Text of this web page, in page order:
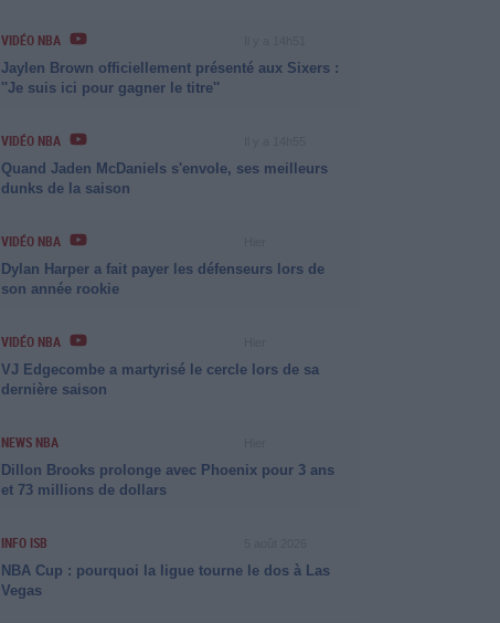
VIDÉO NBA
Jaylen Brown officiellement présenté aux Sixers :
''Je suis ici pour gagner le titre''
VIDÉO NBA
Quand Jaden McDaniels s'envole, ses meilleurs
dunks de la saison
VIDÉO NBA
Dylan Harper a fait payer les défenseurs lors de
son année rookie
VIDÉO NBA
VJ Edgecombe a martyrisé le cercle lors de sa
dernière saison
NEWS NBA
Dillon Brooks prolonge avec Phoenix pour 3 ans
et 73 millions de dollars
INFO ISB
NBA Cup : pourquoi la ligue tourne le dos à Las
Vegas